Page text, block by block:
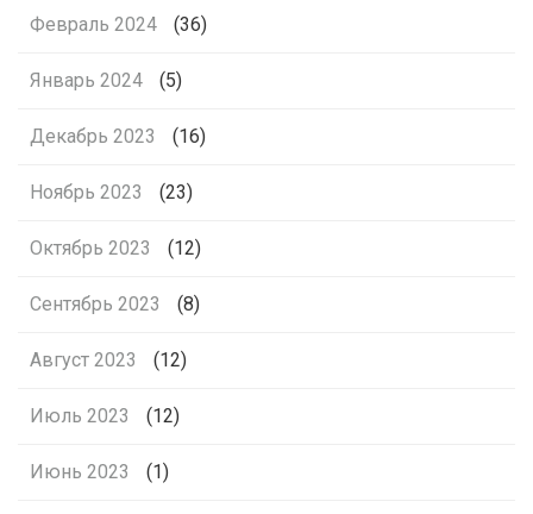
Февраль 2024 (36)
Январь 2024 (5)
Декабрь 2023 (16)
Ноябрь 2023 (23)
Октябрь 2023 (12)
Сентябрь 2023 (8)
Август 2023 (12)
Июль 2023 (12)
Июнь 2023 (1)